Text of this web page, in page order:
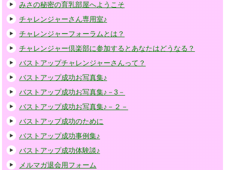
みさの秘密の育乳部屋へようこそ
チャレンジャーさん専用室♪
チャレンジャーフォーラムとは？
チャレンジャー倶楽部に参加するとあなたはどうなる？
バストアップチャレンジャーさんって？
バストアップ成功お写真集♪
バストアップ成功お写真集♪－3－
バストアップ成功お写真集♪－２－
バストアップ成功のために
バストアップ成功事例集♪
バストアップ成功体験談♪
メルマガ退会用フォーム